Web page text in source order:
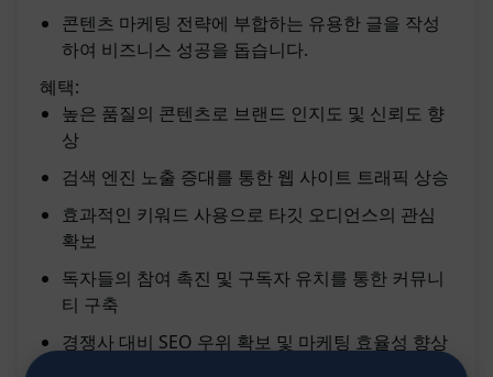
콘텐츠 마케팅 전략에 부합하는 유용한 글을 작성
하여 비즈니스 성공을 돕습니다.
혜택:
높은 품질의 콘텐츠로 브랜드 인지도 및 신뢰도 향
상
검색 엔진 노출 증대를 통한 웹 사이트 트래픽 상승
효과적인 키워드 사용으로 타깃 오디언스의 관심
확보
독자들의 참여 촉진 및 구독자 유치를 통한 커뮤니
티 구축
경쟁사 대비 SEO 우위 확보 및 마케팅 효율성 향상